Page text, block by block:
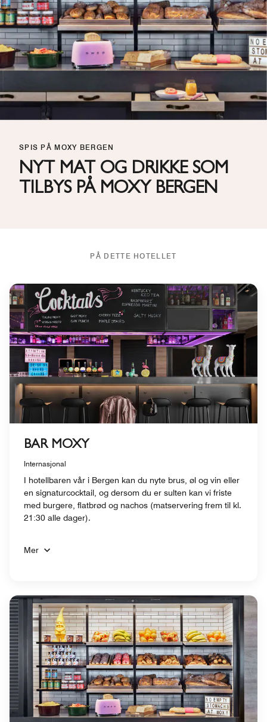
SPIS PÅ MOXY BERGEN
NYT MAT OG DRIKKE SOM
TILBYS PÅ MOXY BERGEN
PÅ DETTE HOTELLET
BAR MOXY
Internasjonal
I hotellbaren vår i Bergen kan du nyte brus, øl og vin eller
en signaturcocktail, og dersom du er sulten kan vi friste
med burgere, flatbrød og nachos (matservering frem til kl.
21:30 alle dager).
Mer